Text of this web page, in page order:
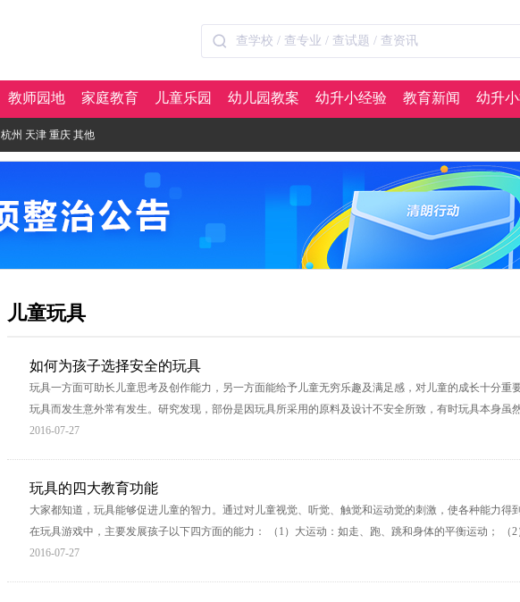
教师园地 家庭教育 儿童乐园 幼儿园教案 幼升小经验 教育新闻 幼升
杭州 天津 重庆 其他
儿童玩具
如何为孩子选择安全的玩具
玩具一方面可助长儿童思考及创作能力，另一方面能给予儿童无穷乐趣及满足感，对儿童的成长十分重
玩具而发生意外常有发生。研究发现，部份是因玩具所采用的原料及设计不安全所致，有时玩具本身虽
2016-07-27
玩具的四大教育功能
大家都知道，玩具能够促进儿童的智力。通过对儿童视觉、听觉、触觉和运动觉的刺激，使各种能力得
在玩具游戏中，主要发展孩子以下四方面的能力： （1）大运动：如走、跑、跳和身体的平衡运动； （2
2016-07-27